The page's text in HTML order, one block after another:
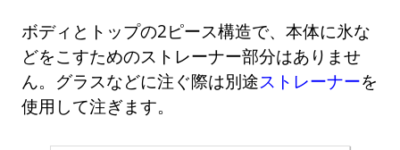
ボディとトップの2ピース構造で、本体に氷な
どをこすためのストレーナー部分はありませ
ん。グラスなどに注ぐ際は別途ストレーナーを
使用して注ぎます。